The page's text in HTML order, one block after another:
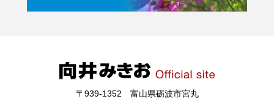
〒939-1352 富山県砺波市宮丸